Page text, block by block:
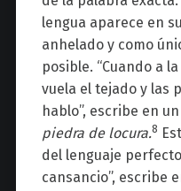
lengua aparece en
anhelado y como
posible. “Cuando a
vuela el tejado y las
hablo”, escribe en
piedra de locura.8
del lenguaje
cansancio”, escribe